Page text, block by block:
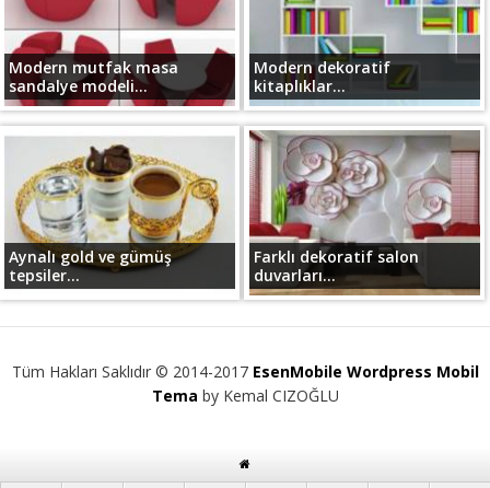
Modern mutfak masa
sandalye modeli...
Modern dekoratif
kitaplıklar...
Aynalı gold ve gümüş
tepsiler...
Farklı dekoratif salon
duvarları...
Tüm Hakları Saklıdır © 2014-2017 EsenMobile Wordpress Mobil
Tema by Kemal CIZOĞLU